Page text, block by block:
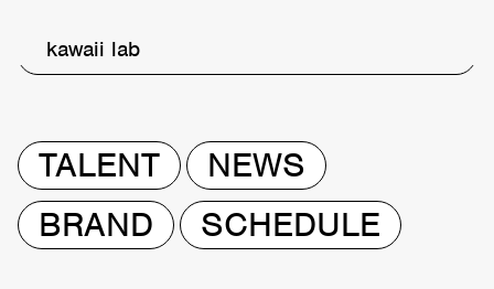
kawaii lab
TALENT
NEWS
BRAND
SCHEDULE